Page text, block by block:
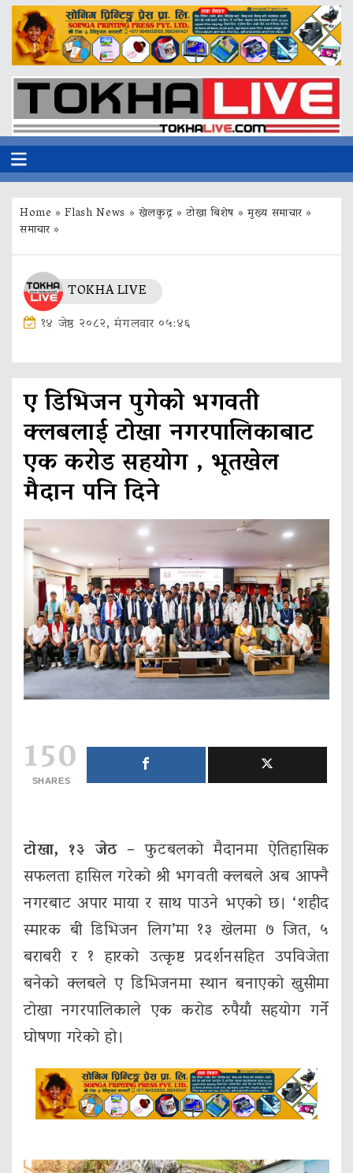
Home »Flash News » खेलकुद़़ »टोखा बिशेष »मुख्य समाचार»
समाचार»
TOKHA LIVE
१४ जेष्ठ २०८२, मंगलवार ०५:४६
ए डिभिजन पुगेको भगवती
क्लबलाई टोखा नगरपालिकाबाट
एक करोड सहयोग , भूतखेल
मैदान पनि दिने
150
SHARES
टोखा, १३ जेठ – फुटबलको मैदानमा ऐतिहासिक
सफलता हासिल गरेको श्री भगवती क्लबले अब आफ्नै
नगरबाट अपार माया र साथ पाउने भएको छ। ‘शहीद
स्मारक बी डिभिजन लिग’मा १३ खेलमा ७ जित, ५
बराबरी र १ हारको उत्कृष्ट प्रदर्शनसहित उपविजेता
बनेको क्लबले ए डिभिजनमा स्थान बनाएको खुसीमा
टोखा नगरपालिकाले एक करोड रुपैयाँ सहयोग गर्ने
घोषणा गरेको हो।